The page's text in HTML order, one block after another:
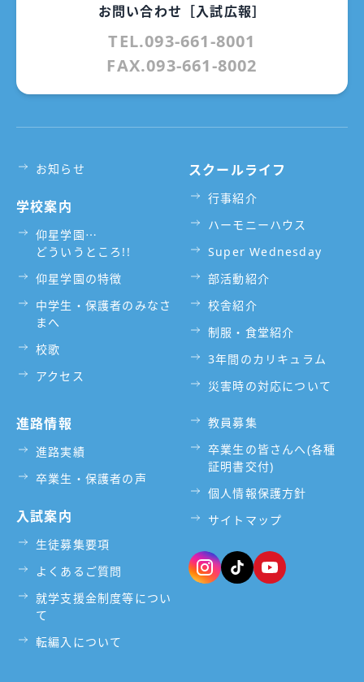
お問い合わせ［入試広報］
TEL.093-661-8001
FAX.093-661-8002
お知らせ
学校案内
仰星学園⋯
どういうところ!!
仰星学園の特徴
中学生・保護者のみなさ
まへ
校歌
アクセス
スクールライフ
行事紹介
ハーモニーハウス
Super Wednesday
部活動紹介
校舎紹介
制服・食堂紹介
3年間のカリキュラム
災害時の対応について
進路情報
進路実績
卒業生・保護者の声
入試案内
生徒募集要項
よくあるご質問
就学支援金制度等につい
て
転編入について
教員募集
卒業生の皆さんへ(各種
証明書交付)
個人情報保護方針
サイトマップ